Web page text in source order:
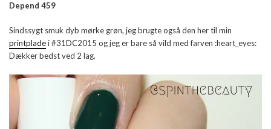
Depend 459
Sindssygt smuk dyb mørke grøn, jeg brugte også den her til min
printpladei #31DC2015 og jeg er bare så vild med farven :heart_eyes:
Dækker bedst ved 2 lag.